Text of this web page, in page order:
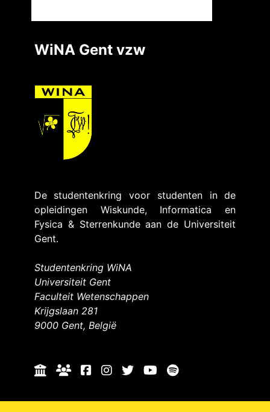
WiNA Gent vzw
De studentenkring voor studenten in de
opleidingen Wiskunde, Informatica en
Fysica & Sterrenkunde aan de Universiteit
Gent.
Studentenkring WiNA
Universiteit Gent
Faculteit Wetenschappen
Krijgslaan 281
9000 Gent, België